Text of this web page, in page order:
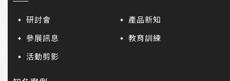
研討會
產品新知
參展訊息
教育訓練
活動剪影